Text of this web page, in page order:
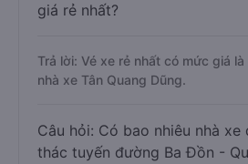
giá rẻ nhất?
Trả lời: Vé xe rẻ nhất có mức giá
nhà xe Tân Quang Dũng.
Câu hỏi: Có bao nhiêu nhà xe
thác tuyến đường Ba Đồn -